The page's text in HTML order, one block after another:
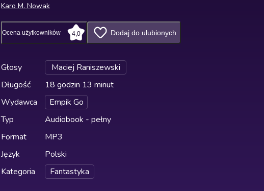
Karo M. Nowak
Ocena użytkowników 4,0 Dodaj do ulubionych
Głosy
Maciej Raniszewski
Długość
18 godzin 13 minut
Wydawca
Empik Go
Typ
Audiobook - pełny
Format
MP3
Język
Polski
Kategoria
Fantastyka